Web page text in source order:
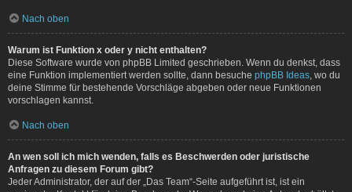
Nach oben
Warum ist Funktion x oder y nicht enthalten?
Diese Software wurde von phpBB Limited geschrieben. Wenn du denkst, dass
eine Funktion implementiert werden sollte, dann besuche phpBB Ideas , wo du
deine Stimme für bestehende Vorschläge abgeben oder neue Funktionen
vorschlagen kannst.
Nach oben
An wen soll ich mich wenden, falls es Beschwerden oder juristische
Anfragen zu diesem Forum gibt?
Jeder Administrator, der auf der „Das Team“-Seite aufgeführt ist, ist ein